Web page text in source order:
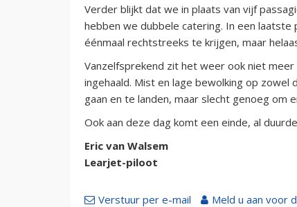
Verder blijkt dat we in plaats van vijf
hebben we dubbele catering. In een
éénmaal rechtstreeks te krijgen, maar
Vanzelfsprekend zit het weer ook niet
ingehaald. Mist en lage bewolking op
gaan en te landen, maar slecht genoeg om
Ook aan deze dag komt een einde, al
Eric van Walsem
Learjet-piloot
Verstuur per e-mail Meld u aan voor